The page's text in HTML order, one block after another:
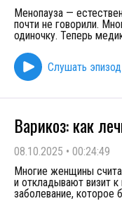
Менопауза —
почти не говорили.
одиночку. Теперь
Слушать эпизод
Варикоз: как
08.10.2025 • 00:24:49
Многие женщины
и откладывают визит
заболевание, которое